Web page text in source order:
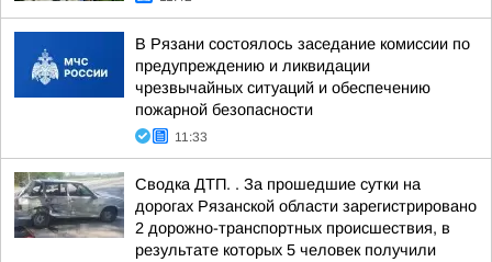
В Рязани состоялось заседание комиссии по
предупреждению и ликвидации
чрезвычайных ситуаций и обеспечению
пожарной безопасности
11:33
Сводка ДТП. . За прошедшие сутки на
дорогах Рязанской области зарегистрировано
2 дорожно-транспортных происшествия, в
результате которых 5 человек получили